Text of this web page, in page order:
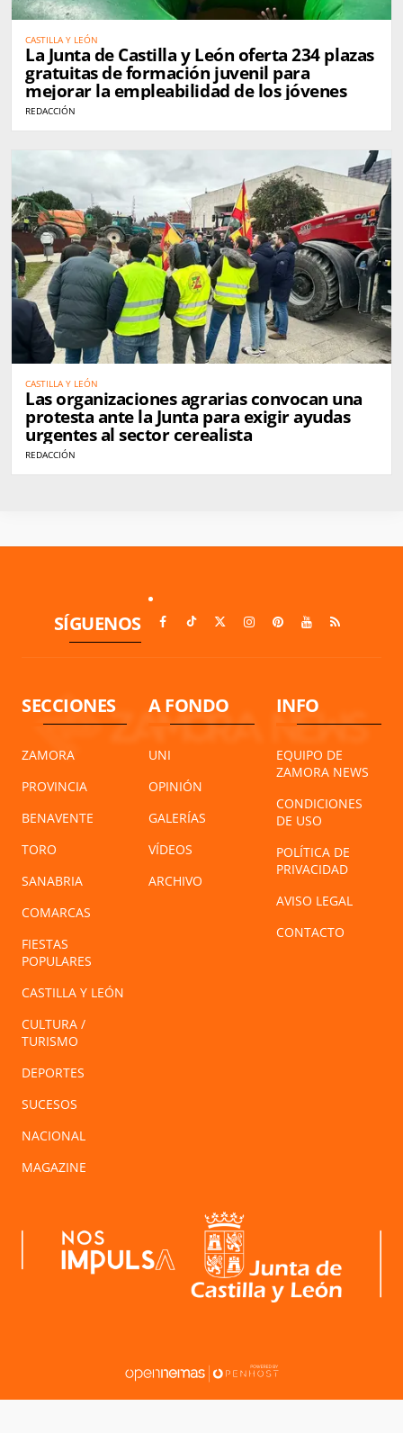
CASTILLA Y LEÓN
La Junta de Castilla y León oferta 234 plazas
gratuitas de formación juvenil para
mejorar la empleabilidad de los jóvenes
REDACCIÓN
CASTILLA Y LEÓN
Las organizaciones agrarias convocan una
protesta ante la Junta para exigir ayudas
urgentes al sector cerealista
REDACCIÓN
SÍGUENOS
SECCIONES
ZAMORA
PROVINCIA
BENAVENTE
TORO
SANABRIA
COMARCAS
FIESTAS
POPULARES
CASTILLA Y LEÓN
CULTURA /
TURISMO
DEPORTES
SUCESOS
NACIONAL
MAGAZINE
A FONDO
UNI
OPINIÓN
GALERÍAS
VÍDEOS
ARCHIVO
INFO
EQUIPO DE
ZAMORA NEWS
CONDICIONES
DE USO
POLÍTICA DE
PRIVACIDAD
AVISO LEGAL
CONTACTO